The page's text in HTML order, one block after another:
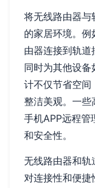
将无线路由器与
的家居环境。
由器连接到轨道
同时为其他设
计不仅节省空间
整洁美观。一些
手机APP远程管
和安全性。
无线路由器和轨
对连接性和便捷